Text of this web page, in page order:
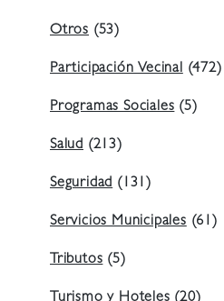
Otros (53)
Participación Vecinal (472)
Programas Sociales (5)
Salud (213)
Seguridad (131)
Servicios Municipales (61)
Tributos (5)